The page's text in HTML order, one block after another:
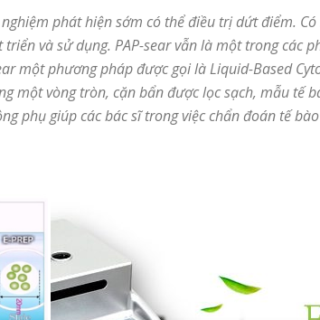
phát hiện sớm có thể điều trị dứt điểm.
và sử dụng. PAP-sear vẫn là một trong các
một phương pháp được gọi là Liquid-Based
một vòng tròn, cặn bẩn được lọc sạch, mẫu tế
phụ giúp các bác sĩ trong việc chẩn đoán tế